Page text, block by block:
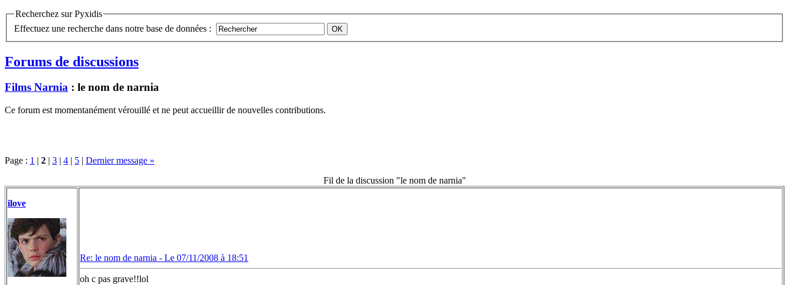
Recherchez sur Pyxidis
Effectuez une recherche dans notre base de données :
Forums de discussions
Films Narnia : le nom de narnia
Ce forum est momentanément vérouillé et ne peut accueillir de nouvelles contributions.
Page : 1 | 2 | 3 | 4 | 5 | Dernier message »
Fil de la discussion "le nom de narnia"
ilove
Re: le nom de narnia - Le 07/11/2008 à 18:51
oh c pas grave!!lol